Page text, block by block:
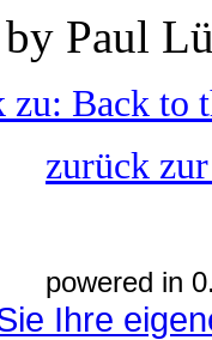
Paul
zu: Back to
zurück
powered in
Ihre